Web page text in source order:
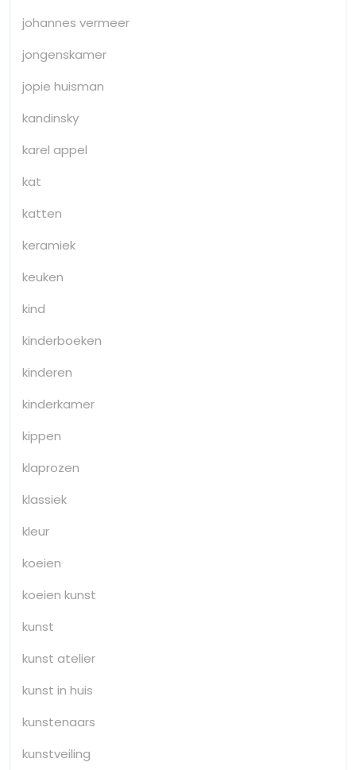
johannes vermeer
jongenskamer
jopie huisman
kandinsky
karel appel
kat
katten
keramiek
keuken
kind
kinderboeken
kinderen
kinderkamer
kippen
klaprozen
klassiek
kleur
koeien
koeien kunst
kunst
kunst atelier
kunst in huis
kunstenaars
kunstveiling